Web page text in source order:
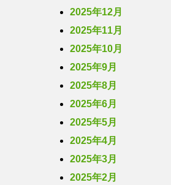
2025年12月
2025年11月
2025年10月
2025年9月
2025年8月
2025年6月
2025年5月
2025年4月
2025年3月
2025年2月